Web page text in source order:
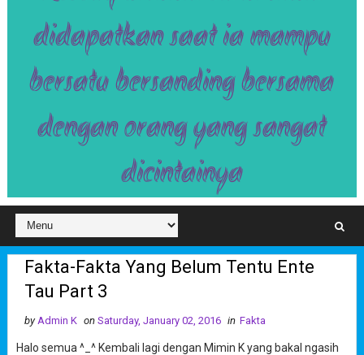
didapatkan saat ia mampu
bersatu bersanding bersama
dengan orang yang sangat
dicintainya
Fakta-Fakta Yang Belum Tentu Ente
Tau Part 3
by Admin K on Saturday, January 02, 2016 in Fakta
Halo semua ^_^ Kembali lagi dengan Mimin K yang bakal ngasih